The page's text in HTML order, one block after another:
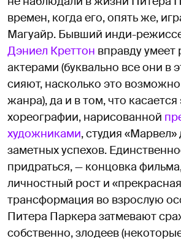
времен, когда его, опять же,
Магуайр. Бывший инди-
Дэниел Креттон вправду умеет
актерами (буквально все они в
сияют, насколько это
жанра), да и в том, что
хореографии, нарисованной
художниками, студия «Марвел»
заметных успехов.
придраться, — концовка
личностный рост и «прекрасная
трансформация во взрослую
Питера Паркера затмевают
собственно, злодеев